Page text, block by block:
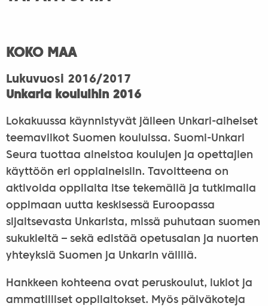
KOKO MAA
Lukuvuosi 2016/2017
Unkaria kouluihin 2016
Lokakuussa käynnistyvät jälleen Unkari-aiheiset
teemaviikot Suomen kouluissa. Suomi-Unkari
Seura tuottaa aineistoa koulujen ja opettajien
käyttöön eri oppiaineisiin. Tavoitteena on
aktivoida oppilaita itse tekemällä ja tutkimalla
oppimaan uutta keskisessä Euroopassa
sijaitsevasta Unkarista, missä puhutaan suomen
sukukieltä – sekä edistää opetusalan ja nuorten
yhteyksiä Suomen ja Unkarin välillä.
Hankkeen kohteena ovat peruskoulut, lukiot ja
ammatilliset oppilaitokset. Myös päiväkoteja